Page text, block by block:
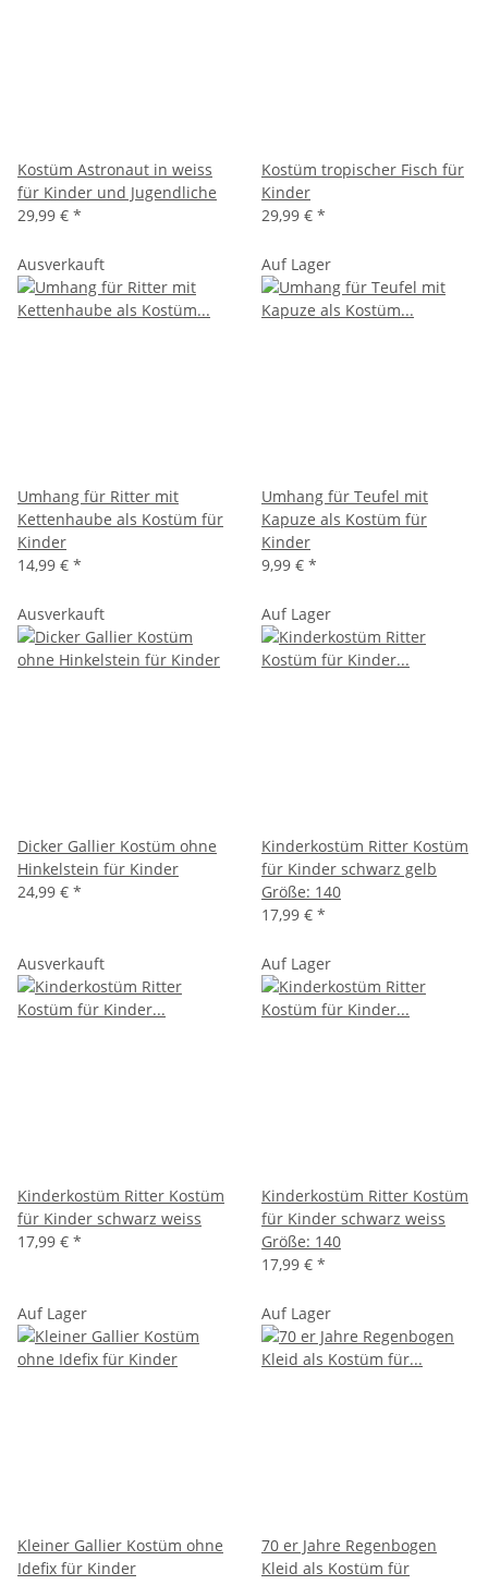
Kostüm Astronaut in weiss
für Kinder und Jugendliche
29,99 € *
Kostüm tropischer Fisch für
Kinder
29,99 € *
Ausverkauft
Umhang für Ritter mit
Kettenhaube als Kostüm für
Kinder
14,99 € *
Auf Lager
Umhang für Teufel mit
Kapuze als Kostüm für
Kinder
9,99 € *
Ausverkauft
Dicker Gallier Kostüm ohne
Hinkelstein für Kinder
24,99 € *
Auf Lager
Kinderkostüm Ritter Kostüm
für Kinder schwarz gelb
Größe: 140
17,99 € *
Ausverkauft
Kinderkostüm Ritter Kostüm
für Kinder schwarz weiss
17,99 € *
Auf Lager
Kinderkostüm Ritter Kostüm
für Kinder schwarz weiss
Größe: 140
17,99 € *
Auf Lager
Kleiner Gallier Kostüm ohne
Idefix für Kinder
Auf Lager
70 er Jahre Regenbogen
Kleid als Kostüm für